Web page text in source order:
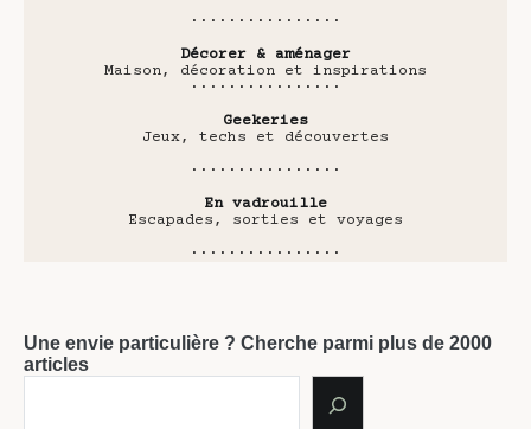
················
Décorer & aménager
Maison, décoration et inspirations
················
Geekeries
Jeux, techs et découvertes
················
En vadrouille
Escapades, sorties et voyages
················
Une envie particulière ? Cherche parmi plus de 2000
articles